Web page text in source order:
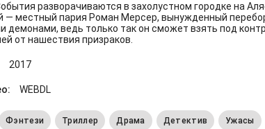
разворачиваются в захолустном городке на
— местный пария Роман Мерсер, вынужденный
демонами, ведь только так он сможет взять под
от нашествия призраков.
2017
WEBDL
Фэнтези Триллер Драма Детектив Ужасы